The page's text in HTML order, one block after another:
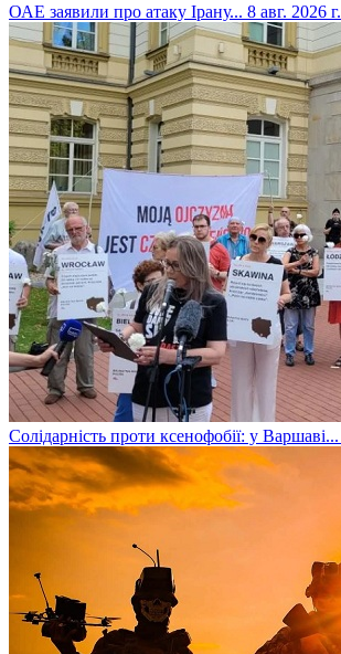
​ОАЕ заявили про атаку Ірану... 8 авг. 2026 г.
​Солідарність проти ксенофобії: у Варшаві...